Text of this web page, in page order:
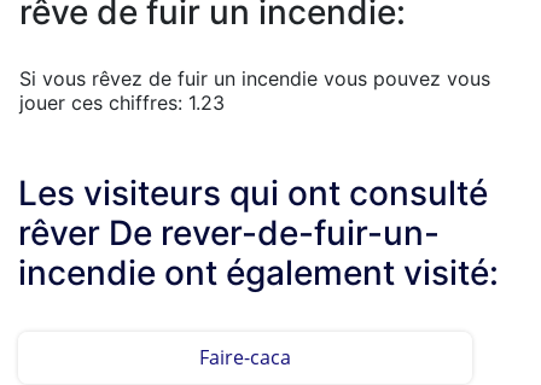
rêve de fuir un incendie:
Si vous rêvez de fuir un incendie vous pouvez vous
jouer ces chiffres: 1.23
Les visiteurs qui ont consulté
rêver De rever-de-fuir-un-
incendie ont également visité:
Faire-caca